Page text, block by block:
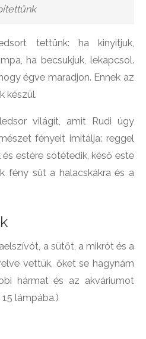
tettünk: ha kinyitjuk,
ha becsukjuk, lekapcsol.
égve maradjon. Ennek az
készül.
világít, amit Rudi úgy
fényeit imitálja: reggel
estére sötétedik, késő este
fény süt a halacskákra és a
a sütőt, a mikrót és a
vettük, őket se hagynám
hármat és az akváriumot
lámpába.)